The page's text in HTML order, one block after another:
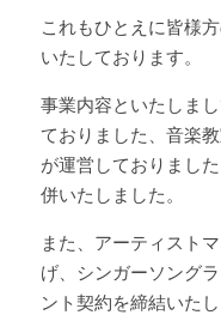
これもひとえに皆様
いたしております。
事業内容といたしま
ておりました、音楽
が運営しておりまし
併いたしました。
また、アーティスト
げ、シンガーソング
ント契約を締結いたし